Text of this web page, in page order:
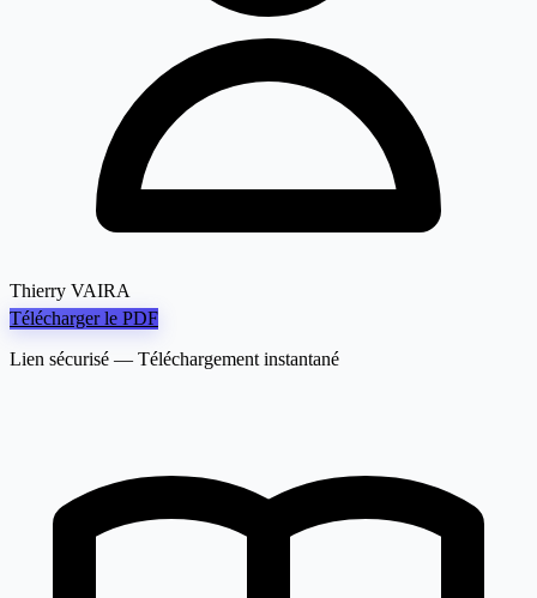
Thierry VAIRA
Télécharger le PDF
Lien sécurisé — Téléchargement instantané